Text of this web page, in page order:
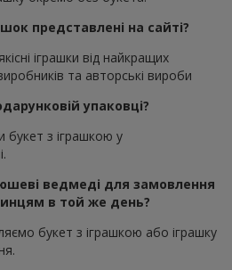
представлені на сайті?
іграшки від найкращих
та авторські вироби
упаковці?
з іграшкою у
ведмеді для замовлення
в той же день?
букет з іграшкою або іграшку